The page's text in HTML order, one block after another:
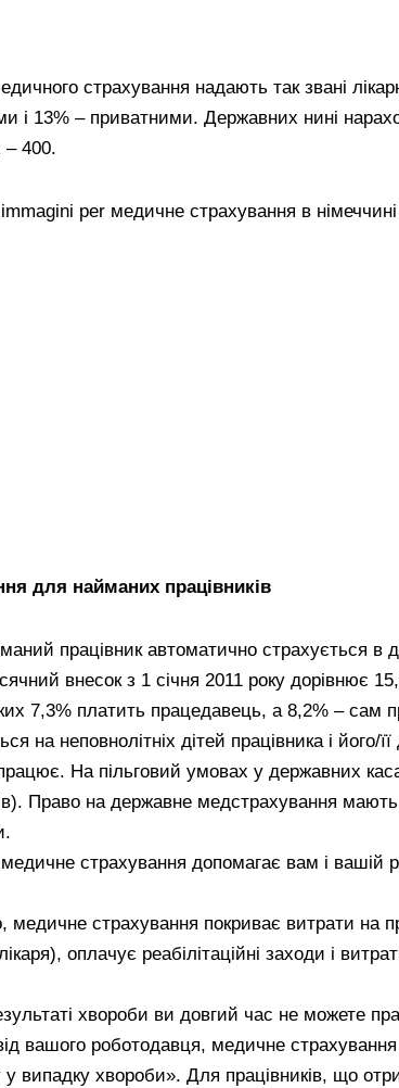
страхування надають так звані
і 13% – приватними. Державних нині
– 400.
для найманих працівників
працівник автоматично страхується в
внесок з 1 січня 2011 року дорівнює
7,3% платить працедавець, а 8,2% – сам
на неповнолітніх дітей працівника і його/
На пільговий умовах у державних
Право на державне медстрахування мають
страхування допомагає вам і вашій
медичне страхування покриває витрати на
оплачує реабілітаційні заходи і
хвороби ви довгий час не можете
вашого роботодавця, медичне
у випадку хвороби». Для працівників, що